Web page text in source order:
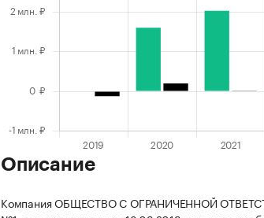
Описание
Компания ОБЩЕСТВО С ОГРАНИЧЕННОЙ